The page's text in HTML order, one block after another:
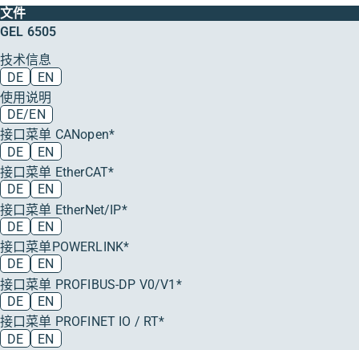
文件
GEL 6505
技术信息
DE
EN
使用说明
DE/EN
接口菜单 CANopen*
DE
EN
接口菜单 EtherCAT*
DE
EN
接口菜单 EtherNet/IP*
DE
EN
接口菜单POWERLINK*
DE
EN
接口菜单 PROFIBUS-DP V0/V1*
DE
EN
接口菜单 PROFINET IO / RT*
DE
EN